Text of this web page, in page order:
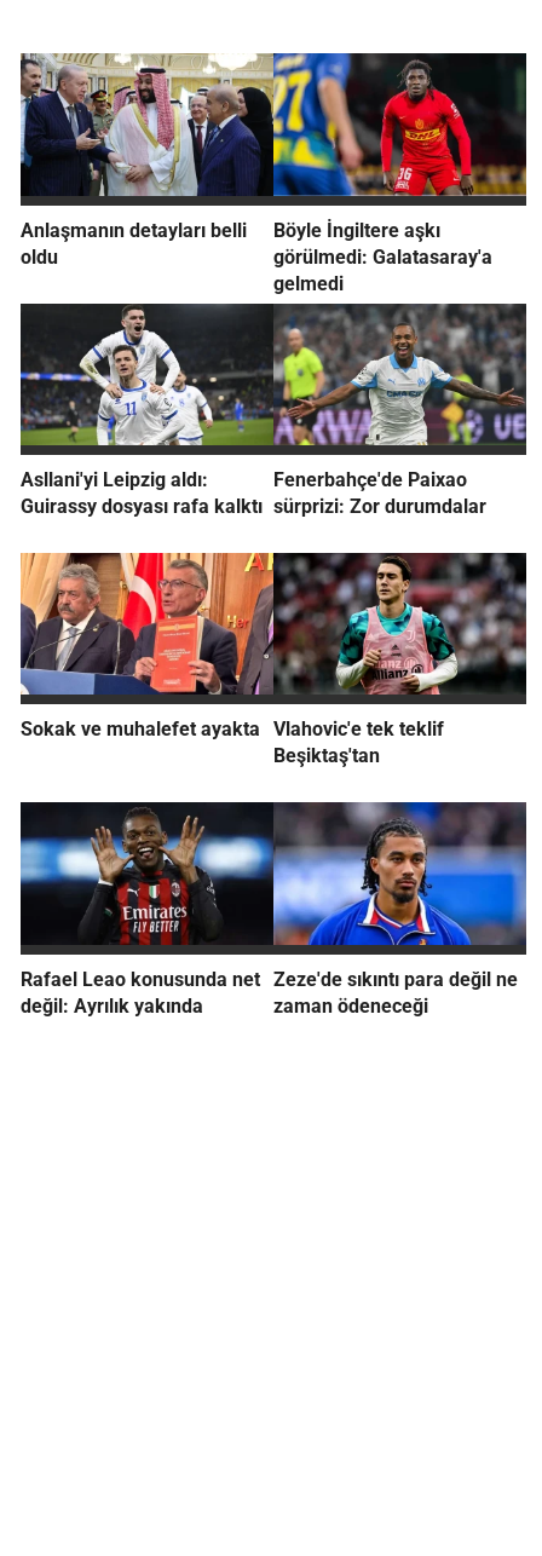
Anlaşmanın detayları belli
oldu
Böyle İngiltere aşkı
görülmedi: Galatasaray'a
gelmedi
Asllani'yi Leipzig aldı:
Guirassy dosyası rafa kalktı
Fenerbahçe'de Paixao
sürprizi: Zor durumdalar
Sokak ve muhalefet ayakta
Vlahovic'e tek teklif
Beşiktaş'tan
Rafael Leao konusunda net
değil: Ayrılık yakında
Zeze'de sıkıntı para değil ne
zaman ödeneceği